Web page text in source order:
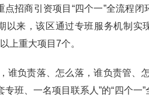
招商引资项目“四个一”全流程闭
以来，该区通过专班服务机制实
上重大项目7个。
谁负责落、怎么落，谁负责管、
班、一名项目联系人”的“四个一